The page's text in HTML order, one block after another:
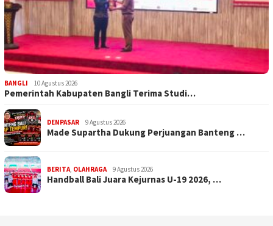
BANGLI 10 Agustus 2026
Pemerintah Kabupaten Bangli Terima Studi…
DENPASAR 9 Agustus 2026
Made Supartha Dukung Perjuangan Banteng …
BERITA OLAHRAGA 9 Agustus 2026
Handball Bali Juara Kejurnas U-19 2026, …